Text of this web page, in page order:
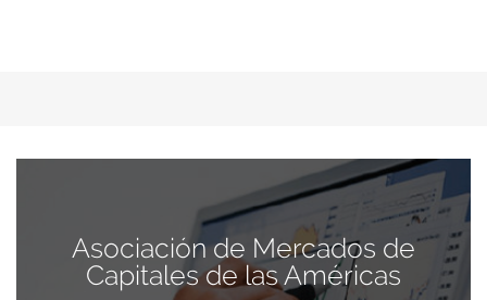
Asociación de Mercados de
Capitales de las Américas